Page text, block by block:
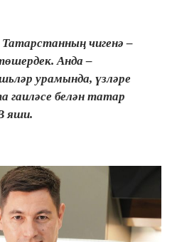
чигенә –
Анда –
урамында, үзләре
гаиләсе белән татар
яши.